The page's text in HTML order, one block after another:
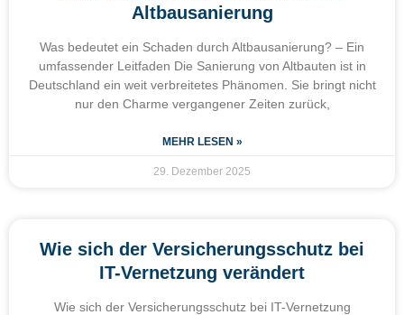
Altbausanierung
Was bedeutet ein Schaden durch Altbausanierung? – Ein
umfassender Leitfaden Die Sanierung von Altbauten ist in
Deutschland ein weit verbreitetes Phänomen. Sie bringt nicht
nur den Charme vergangener Zeiten zurück,
MEHR LESEN »
29. Dezember 2025
Wie sich der Versicherungsschutz bei
IT-Vernetzung verändert
Wie sich der Versicherungsschutz bei IT-Vernetzung